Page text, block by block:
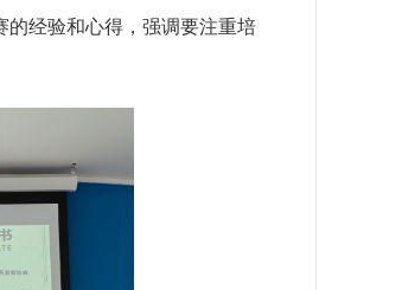
的经验和心得，强调要注重培